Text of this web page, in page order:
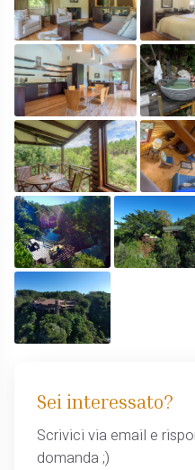
Sei interessato?
Scrivici via email e
domanda ;)